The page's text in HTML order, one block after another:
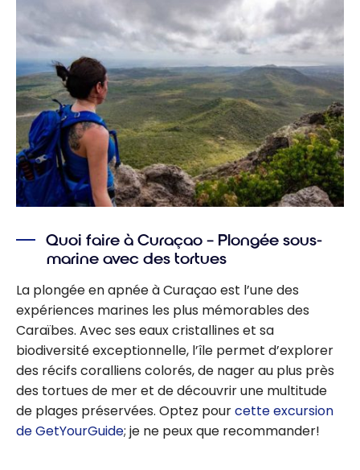
Quoi faire à Curaçao – Plongée sous-
marine avec des tortues
La plongée en apnée à Curaçao est l’une des
expériences marines les plus mémorables des
Caraïbes. Avec ses eaux cristallines et sa
biodiversité exceptionnelle, l’île permet d’explorer
des récifs coralliens colorés, de nager au plus près
des tortues de mer et de découvrir une multitude
de plages préservées. Optez pourcette excursion
de GetYourGuide; je ne peux que recommander!